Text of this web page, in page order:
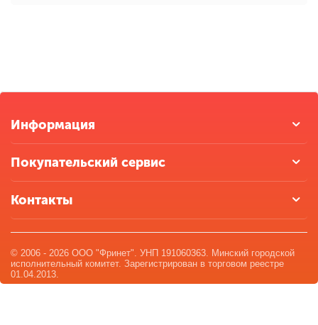
Информация
Покупательский сервис
Контакты
© 2006 - 2026 ООО "Фринет". УНП 191060363. Минский городской
исполнительный комитет. Зарегистрирован в торговом реестре
01.04.2013.